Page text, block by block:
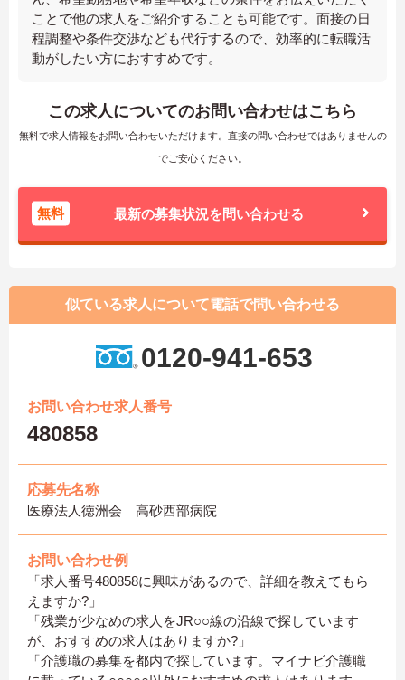
ことで他の求人をご紹介することも可能です。面接の日
程調整や条件交渉なども代行するので、効率的に転職活
動がしたい方におすすめです。
この求人についてのお問い合わせはこちら
無料で求人情報をお問い合わせいただけます。直接の問い合わせではありませんの
でご安心ください。
無料 最新の募集状況を問い合わせる
似ている求人について電話で問い合わせる
0120-941-653
お問い合わせ求人番号
480858
応募先名称
医療法人徳洲会 高砂西部病院
お問い合わせ例
「求人番号480858に興味があるので、詳細を教えてもら
えますか?」
「残業が少なめの求人をJR○○線の沿線で探しています
が、おすすめの求人はありますか?」
「介護職の募集を都内で探しています。マイナビ介護職